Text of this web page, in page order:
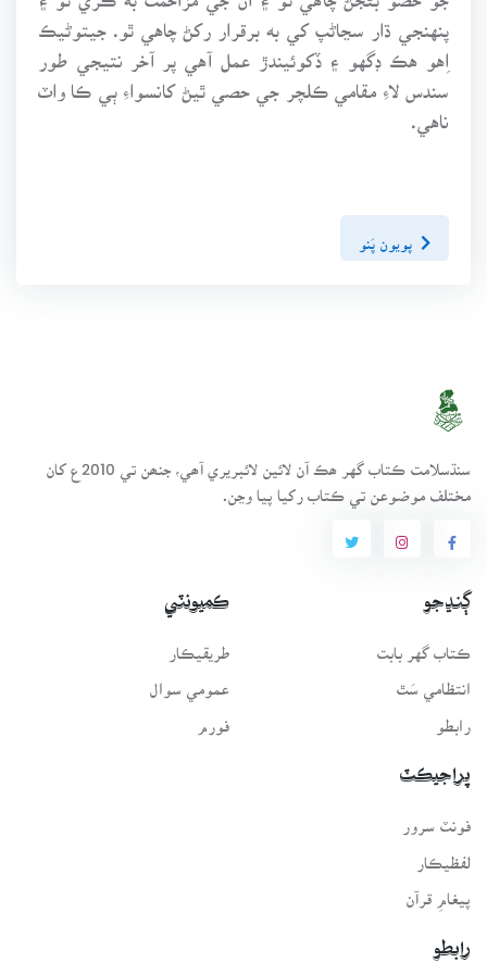
پنهنجي ڌار سڃاڻپ کي به برقرار رکڻ چاهي ٿو. جيتوڻيڪ
اِهو هڪ ڊگهو ۽ ڏکوئيندڙ عمل آهي پر آخر نتيجي طور
سندس لاءِ مقامي ڪلچر جي حصي ٿيڻ کانسواءِ ٻي ڪا واٽ
ناهي.
سنڌسلامت ڪتاب گهر ھڪ آن لائين لائبريري آھي، جنھن تي 2010ع کان
مختلف موضوعن تي ڪتاب رکيا پيا وڃن.
ڳنڍجو
ڪتاب گهر بابت
انتظامي سَٿ
رابطو
ڪميونٽي
طريقيڪار
عمومي سوال
فورم
پراجيڪٽ
فونٽ سرور
لفظيڪار
پيغامِ قرآن
رابطو